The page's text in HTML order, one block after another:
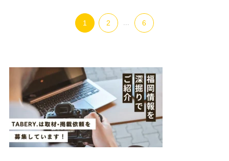
1 2 6